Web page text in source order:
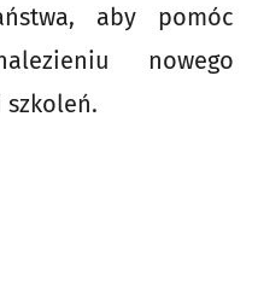
aby pomóc
nowego